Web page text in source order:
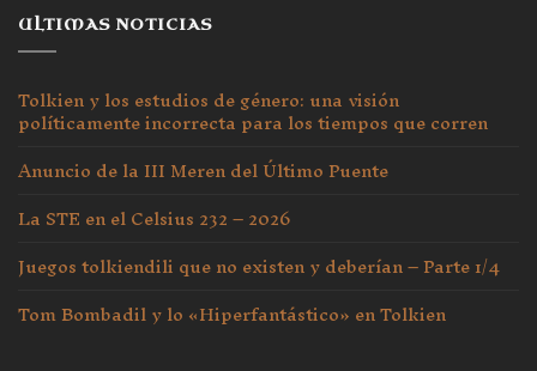
ULTIMAS NOTICIAS
Tolkien y los estudios de género: una visión
políticamente incorrecta para los tiempos que corren
Anuncio de la III Meren del Último Puente
La STE en el Celsius 232 – 2026
Juegos tolkiendili que no existen y deberían – Parte 1/4
Tom Bombadil y lo «Hiperfantástico» en Tolkien